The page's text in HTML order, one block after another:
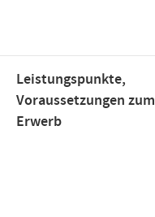
Leistungspunkte,
Voraussetzungen zum
Erwerb